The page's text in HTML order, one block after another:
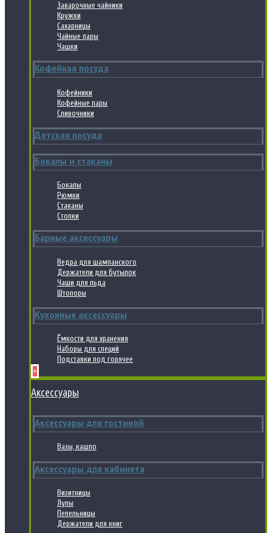
Заварочные чайники
Кружки
Сахарницы
Чайные пары
Чашки
Кофейная посуда
Кофейники
Кофейные пары
Сливочники
Детская посуда
Бокалы и стаканы
Бокалы
Рюмки
Стаканы
Стопки
Барные аксессуары
Ведра для шампанского
Держатели для бутылок
Чаши для льда
Штопоры
Кухонные аксессуары
Ёмкости для хранения
Наборы для специй
Подставки под горячее
+
Аксессуары
Аксессуары для гостиной
Вазы, кашпо
Аксессуары для кабинета
Визитницы
Лупы
Пепельницы
Держатели для книг